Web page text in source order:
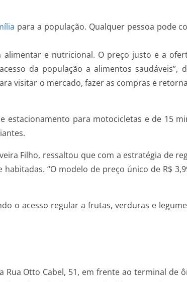
para a população. Qualquer pessoa pode
e nutricional. O preço justo e a
da população a alimentos saudáveis”,
visitar o mercado, fazer as compras e
estacionamento para motocicletas e de 15
Filho, ressaltou que com a estratégia de
“O modelo de preço único de R$
o acesso regular a frutas, verduras e
Rua Otto Cabel, 51, em frente ao terminal de